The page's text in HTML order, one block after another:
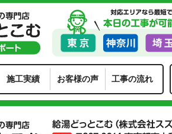
施工実績 お客様の声 工事の流れ